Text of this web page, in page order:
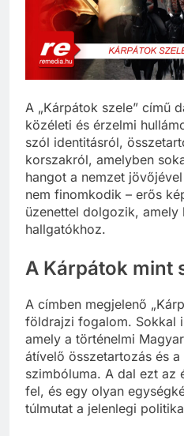
A „Kárpátok szele” című
közéleti és érzelmi
szól identitásról,
korszakról, amelyben
hangot a nemzet
nem finomkodik – erős
üzenettel dolgozik, amely
hallgatókhoz.
A Kárpátok mint
A címben megjelenő
földrajzi fogalom. Sokkal
amely a történelmi
átívelő összetartozás és
szimbóluma. A dal ezt az
fel, és egy olyan
túlmutat a jelenlegi